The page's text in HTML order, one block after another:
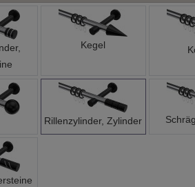
Kegel
Rillenzylinder, Zylinder